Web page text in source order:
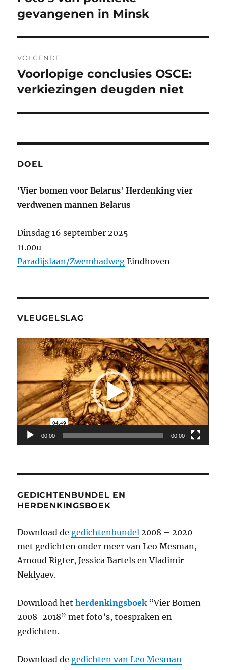
bericht:
gevangenen in Minsk
VOLGENDE
Volgend
bericht:
Voorlopige conclusies OSCE:
verkiezingen deugden niet
DOEL
'Vier bomen voor Belarus' Herdenking vier
verdwenen mannen Belarus
Dinsdag 16 september 2025
11.00u
Paradijslaan/Zwembadweg Eindhoven
VLEUGELSLAG
Videospeler
00:00 00:00
GEDICHTENBUNDEL EN
HERDENKINGSBOEK
Download de gedichtenbundel 2008 – 2020
met gedichten onder meer van Leo Mesman,
Arnoud Rigter, Jessica Bartels en Vladimir
Neklyaev.
Download hetherdenkingsboek“Vier Bomen
2008-2018” met foto’s, toespraken en
gedichten.
Download de gedichten van Leo Mesman